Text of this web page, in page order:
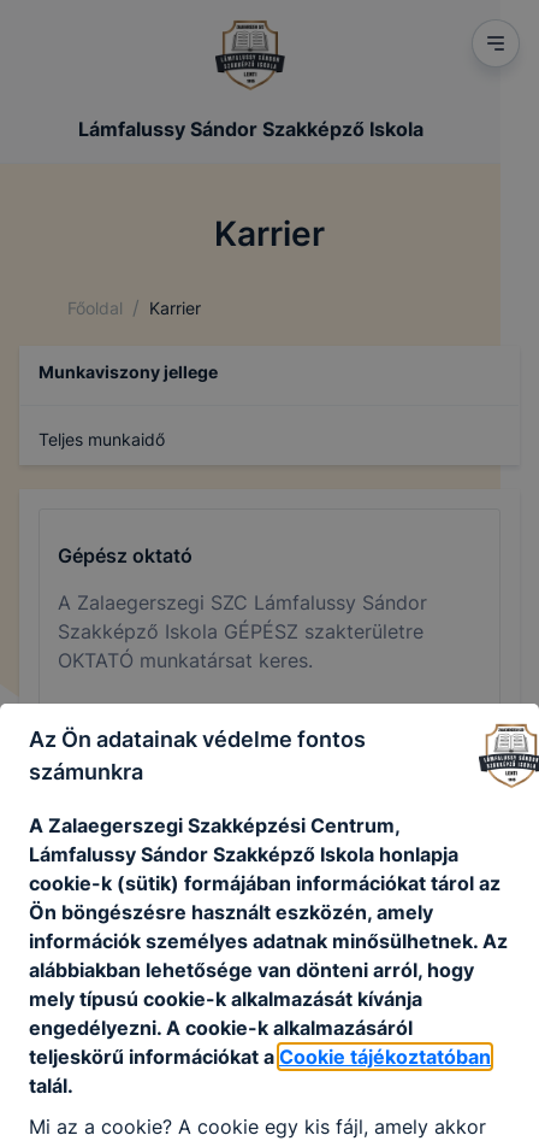
Lámfalussy Sándor Szakképző Iskola
Karrier
Főoldal / Karrier
Munkaviszony jellege
Teljes munkaidő
Gépész oktató
A Zalaegerszegi SZC Lámfalussy Sándor
Szakképző Iskola GÉPÉSZ szakterületre
OKTATÓ munkatársat keres.
2025. augusztus 15.
Teljes munkaidő
Munkavégzés helye
8960 Lenti, Petőfi Sándor út 23.
Turizmus - vendéglátás oktató
A Zalaegerszegi SZC Lámfalussy Sándor
Szakképző Iskola TURIZMUS-VENDÉGLÁTÁS
Az Ön adatainak védelme fontos
számunkra
A Zalaegerszegi Szakképzési Centrum,
Lámfalussy Sándor Szakképző Iskola honlapja
cookie-k (sütik) formájában információkat tárol az
Ön böngészésre használt eszközén, amely
információk személyes adatnak minősülhetnek. Az
alábbiakban lehetősége van dönteni arról, hogy
mely típusú cookie-k alkalmazását kívánja
engedélyezni. A cookie-k alkalmazásáról
teljeskörű információkat a Cookie tájékoztatóban
talál.
Mi az a cookie? A cookie egy kis fájl, amely akkor